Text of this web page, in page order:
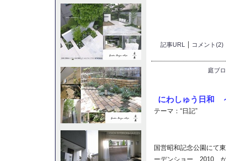
記事URL コメント(2)
庭ブ
にわしゅう日和
テーマ： “日記”
国営昭和記念公園にて
ーデンショー 2010 が